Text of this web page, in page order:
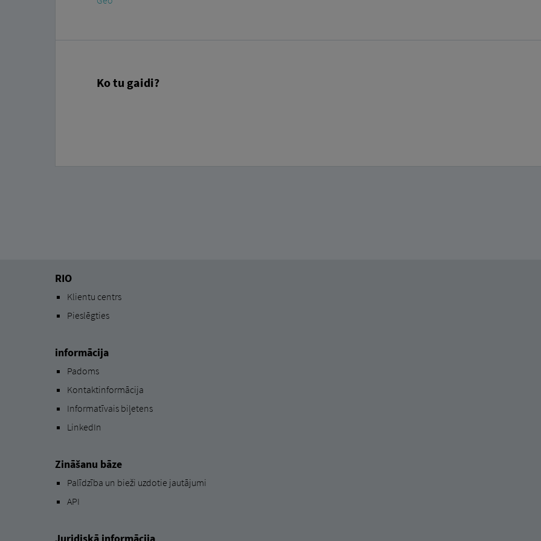
Ko tu gaidi?
RIO
Klientu centrs
Pieslēgties
informācija
Padoms
Kontaktinformācija
Informatīvais biļetens
LinkedIn
Zināšanu bāze
Palīdzība un bieži uzdotie jautājumi
API